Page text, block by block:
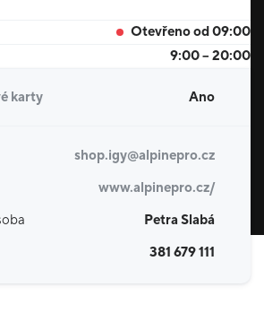
Otevřeno od 09:00
9:00 – 20:00
karty Ano
shop.igy@alpinepro.cz
www.alpinepro.cz/
Petra Slabá
381 679 111